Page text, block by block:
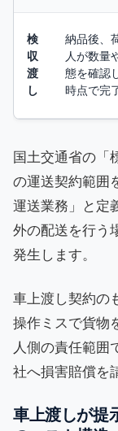
検
収
渡
し
納品後、
人が数量
態を確認
時点で完
国土交通省の「
の運送契約範囲
運送業務」と定
外の配送を行う
発生します。
車上渡し契約の
操作ミスで貨物
人側の責任範囲
社へ損害賠償を
車上渡しが提